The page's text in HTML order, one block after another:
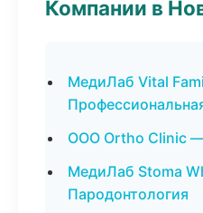
Компании в
МедиЛаб Vital
ООО Ortho Clinic
МедиЛаб Stoma
Пародонтология